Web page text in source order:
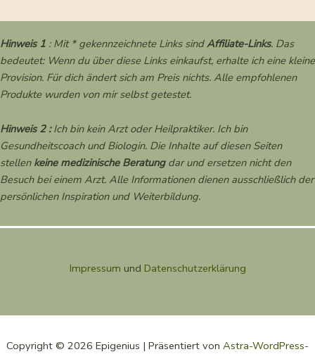
Hinweis 1 : Mit * gekennzeichnete Links sindAffiliate-Links. Das
bedeutet: Wenn du über diese Links einkaufst, erhalte ich eine kleine
Provision. Für dich ändert sich am Preis nichts. Alle empfohlenen
Produkte wurden von mir selbst getestet.
Hinweis 2 :Ich bin kein Arzt oder Heilpraktiker. Ich bin
Gesundheitscoach und Biologin. Die Inhalte auf diesen Seiten
stellen keine medizinische Beratung dar und ersetzen nicht den
Besuch bei einem Arzt. Alle Informationen dienen ausschließlich der
persönlichen Inspiration und Weiterbildung.
Impressum und Datenschutzerklärung
Copyright © 2026 Epigenius | Präsentiert von Astra-WordPress-